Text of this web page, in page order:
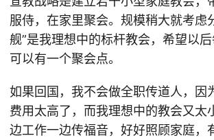
服侍，在家里聚会。规模稍大就考虑
舰”是我理想中的标杆教会，希望以
可以有一个聚会点。
如果回国，我不会做全职传道人，因
费用太高了，而我理想中的教会又太
边工作一边传福音，好好照顾家庭，